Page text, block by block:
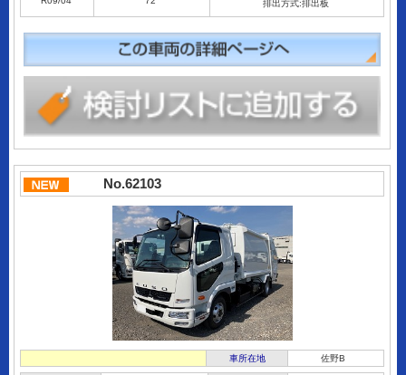
排出方式:排出板
No.62103
車所在地 佐野B